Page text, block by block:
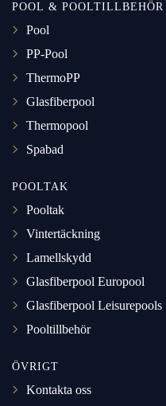
POOL & POOLTILLBEHÖR
Pool
PP-Pool
ThermoPP
Glasfiberpool
Thermopool
Spabad
POOLTAK
Pooltak
Vintertäckning
Lamellskydd
Glasfiberpool Europool
Glasfiberpool Leisurepools
Pooltillbehör
ÖVRIGT
Kontakta oss